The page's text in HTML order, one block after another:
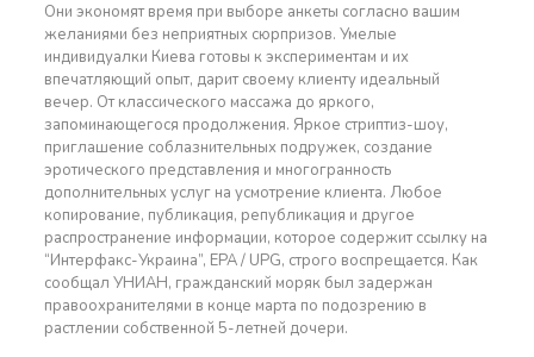
Они экономят время при выборе анкеты согласно вашим
желаниями без неприятных сюрпризов. Умелые
индивидуалки Киева готовы к экспериментам и их
впечатляющий опыт, дарит своему клиенту идеальный
вечер. От классического массажа до яркого,
запоминающегося продолжения. Яркое стриптиз-шоу,
приглашение соблазнительных подружек, создание
эротического представления и многогранность
дополнительных услуг на усмотрение клиента. Любое
копирование, публикация, републикация и другое
распространение информации, которое содержит ссылку на
“Интерфакс-Украина”, EPA / UPG, строго воспрещается. Как
сообщал УНИАН, гражданский моряк был задержан
правоохранителями в конце марта по подозрению в
растлении собственной 5-летней дочери.